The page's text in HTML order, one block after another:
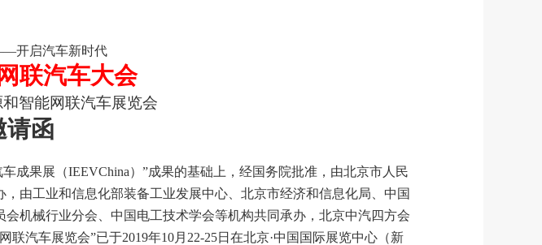
开启汽车新时代
联汽车大会
智能网联汽车展览会
请函
成果展（IEEVChina）”成果的基础上，经国务院批准，由北京市人民
由工业和信息化部装备工业发展中心、北京市经济和信息化局、中国
机械行业分会、中国电工技术学会等机构共同承办，北京中汽四方会
汽车展览会”已于2019年10月22-25日在北京·中国国际展览中心（新